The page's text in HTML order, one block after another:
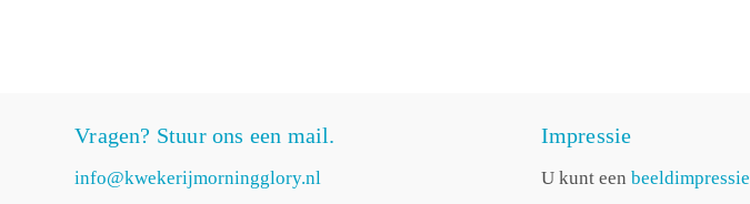
Vragen? Stuur ons een mail.
info@kwekerijmorningglory.nl
Impressie
U kunt een beeldimpressie